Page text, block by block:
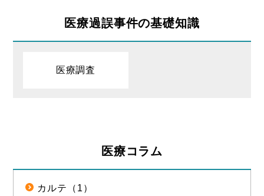
医療過誤事件の基礎知識
医療調査
医療コラム
カルテ（1）